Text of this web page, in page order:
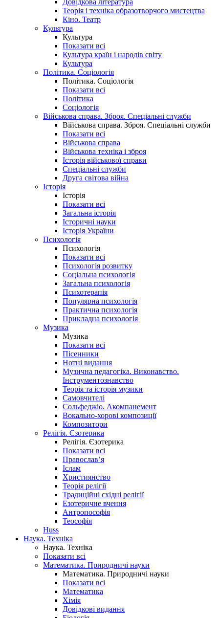
Довідкова література
Теорія і техніка образотворчого мистецтва
Кіно. Театр
Культура
Культура
Показати всі
Культура країн і народів світу
Культура
Політика. Соціологія
Політика. Соціологія
Показати всі
Політика
Соціологія
Військова справа. Зброя. Спеціальні служби
Військова справа. Зброя. Спеціальні служби
Показати всі
Військова справа
Військова техніка і зброя
Історія військової справи
Спеціальні служби
Друга світова війна
Історія
Історія
Показати всі
Загальна історія
Історичні науки
Історія України
Психологія
Психологія
Показати всі
Психологія розвитку
Соціальна психологія
Загальна психологія
Психотерапія
Популярна психологія
Практична психологія
Прикладна психологія
Музика
Музика
Показати всі
Пісенники
Нотні видання
Музична педагогіка. Виконавство.
Інструментознавство
Теорія та історія музики
Самовчителі
Сольфеджіо. Акомпанемент
Вокально-хорові композиції
Композитори
Релігія. Єзотерика
Релігія. Єзотерика
Показати всі
Православ’я
Іслам
Християнство
Теорія релігії
Традиційні східні релігії
Езотеричне вчення
Антропософія
Теософія
Huss
Наука. Техніка
Наука. Техніка
Показати всі
Математика. Природничі науки
Математика. Природничі науки
Показати всі
Математика
Хімія
Довідкові видання